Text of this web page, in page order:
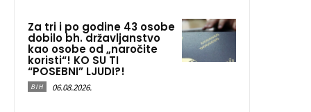
Za tri i po godine 43 osobe
dobilo bh. državljanstvo
kao osobe od „naročite
koristi“! KO SU TI
“POSEBNI” LJUDI?!
BIH 06.08.2026.